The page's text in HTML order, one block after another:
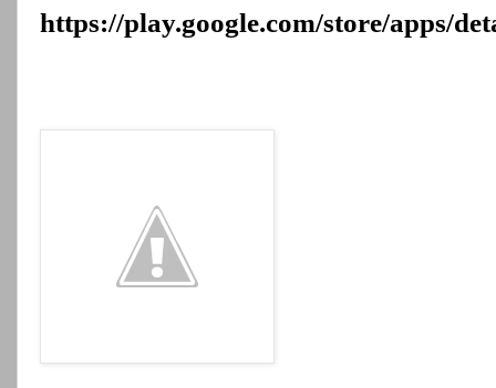
https://play.google.com/store/apps/